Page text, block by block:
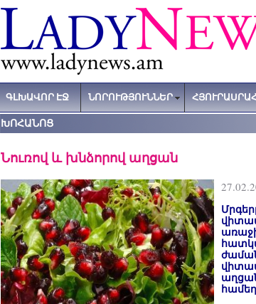
ԳԼԽԱՎՈՐ ԷՋ ՆՈՐՈՒԹՅՈՒՆՆԵՐ
ԽՈՀԱՆՈՑ
Նուռով և խնձորով աղցան